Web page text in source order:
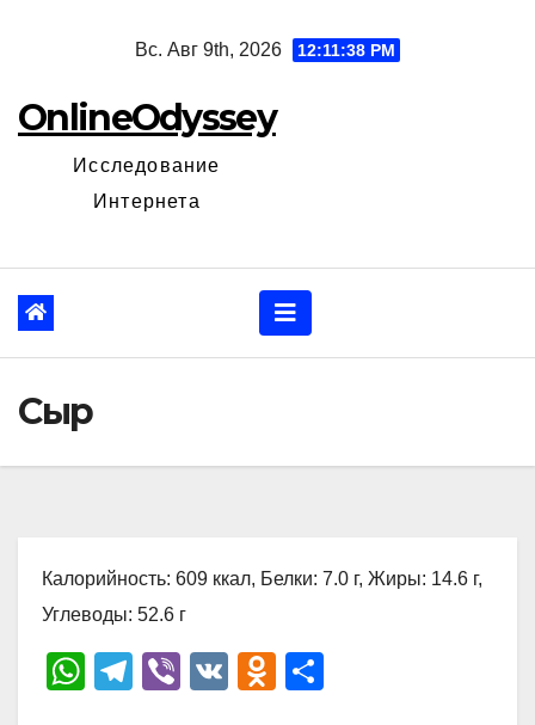
Вс. Авг 9th, 2026 12:11:40 PM
OnlineOdyssey
Исследование
Интернета
Сыр
Калорийность: 609 ккал, Белки: 7.0 г, Жиры: 14.6 г,
Углеводы: 52.6 г
W
T
Vi
V
O